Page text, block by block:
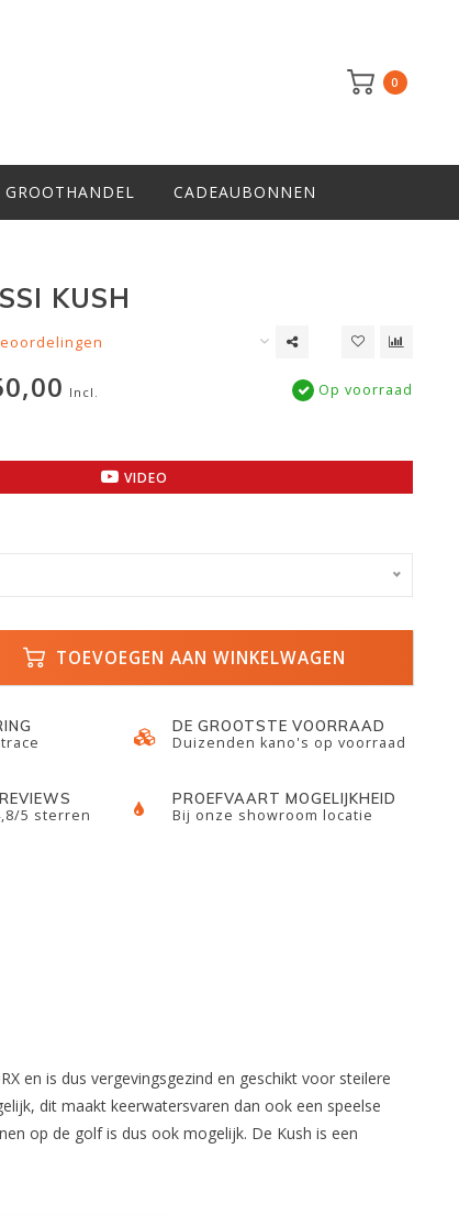
0
GROOTHANDEL CADEAUBONNEN
KUSH
Incl.
Op voorraad
VIDEO
TOEVOEGEN AAN WINKELWAGEN
DE GROOTSTE VOORRAAD
Duizenden kano's op voorraad
5 sterren
PROEFVAART MOGELIJKHEID
Bij onze showroom locatie
en is dus vergevingsgezind en geschikt voor steilere
dit maakt keerwatersvaren dan ook een speelse
op de golf is dus ook mogelijk. De Kush is een